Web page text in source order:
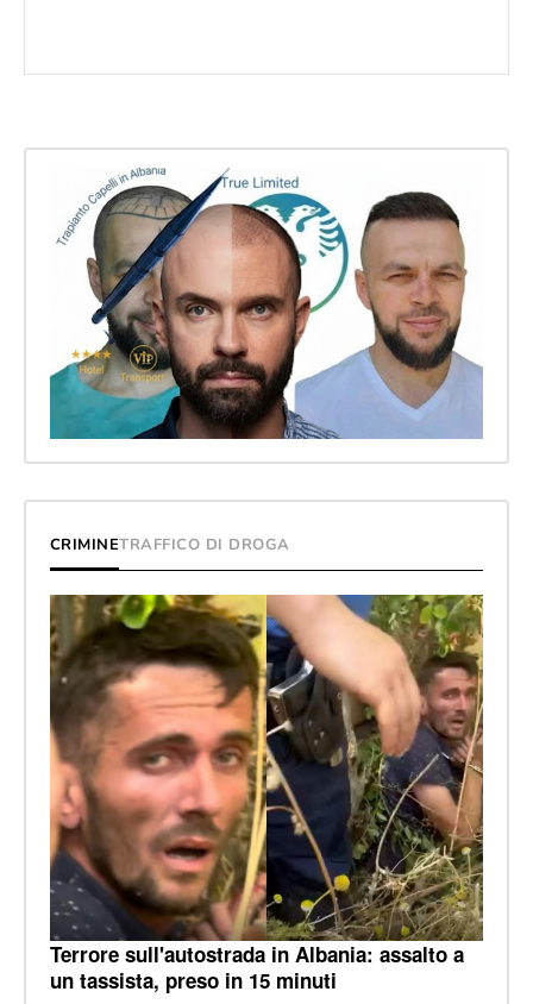
CRIMINETRAFFICO DI DROGA
Terrore sull'autostrada in Albania: assalto a
un tassista, preso in 15 minuti